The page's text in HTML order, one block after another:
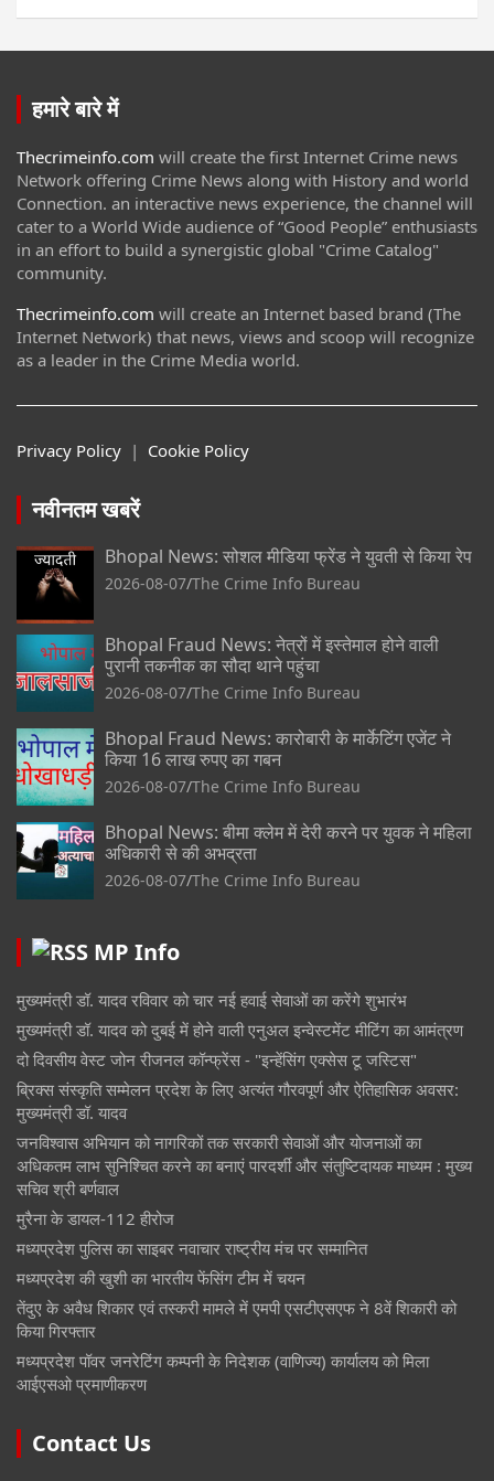
हमारे बारे में
Thecrimeinfo.com will create the first Internet Crime news
Network offering Crime News along with History and world
Connection. an interactive news experience, the channel will
cater to a World Wide audience of “Good People” enthusiasts
in an effort to build a synergistic global "Crime Catalog"
community.
Thecrimeinfo.com will create an Internet based brand (The
Internet Network) that news, views and scoop will recognize
as a leader in the Crime Media world.
Privacy Policy | Cookie Policy
नवीनतम खबरें
Bhopal News: सोशल मीडिया फ्रेंड ने युवती से किया रेप
2026-08-07 The Crime Info Bureau
Bhopal Fraud News: नेत्रों में इस्तेमाल होने वाली
पुरानी तकनीक का सौदा थाने पहुंचा
2026-08-07 The Crime Info Bureau
Bhopal Fraud News: कारोबारी के मार्केटिंग एजेंट ने
किया 16 लाख रुपए का गबन
2026-08-07 The Crime Info Bureau
Bhopal News: बीमा क्लेम में देरी करने पर युवक ने महिला
अधिकारी से की अभद्रता
2026-08-07 The Crime Info Bureau
MP Info
मुख्यमंत्री डॉ. यादव रविवार को चार नई हवाई सेवाओं का करेंगे शुभारंभ
मुख्यमंत्री डॉ. यादव को दुबई में होने वाली एनुअल इन्वेस्टमेंट मीटिंग का आमंत्रण
दो दिवसीय वेस्ट जोन रीजनल कॉन्फ्रेंस - "इन्हेंसिंग एक्सेस टू जस्टिस"
ब्रिक्स संस्कृति सम्मेलन प्रदेश के लिए अत्यंत गौरवपूर्ण और ऐतिहासिक अवसर:
मुख्यमंत्री डॉ. यादव
जनविश्वास अभियान को नागरिकों तक सरकारी सेवाओं और योजनाओं का
अधिकतम लाभ सुनिश्चित करने का बनाएं पारदर्शी और संतुष्टिदायक माध्यम : मुख्य
सचिव श्री बर्णवाल
मुरैना के डायल-112 हीरोज
मध्यप्रदेश पुलिस का साइबर नवाचार राष्ट्रीय मंच पर सम्मानित
मध्यप्रदेश की खुशी का भारतीय फेंसिंग टीम में चयन
तेंदुए के अवैध शिकार एवं तस्करी मामले में एमपी एसटीएसएफ ने 8वें शिकारी को
किया गिरफ्तार
मध्यप्रदेश पॉवर जनरेटिंग कम्पनी के निदेशक (वाणिज्य) कार्यालय को मिला
आईएसओ प्रमाणीकरण
Contact Us